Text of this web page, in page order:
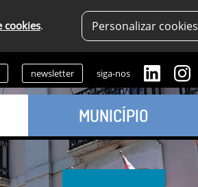
cookies. Personalizar cookies
newsletter siga-nos
MUNICÍPIO